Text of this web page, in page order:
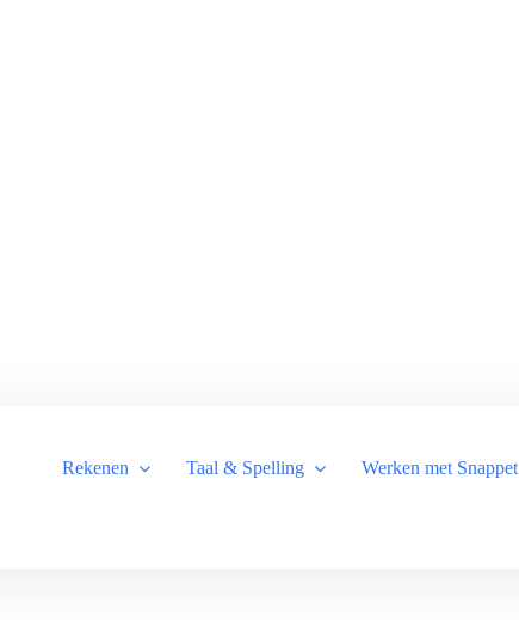
Rekenen Taal & Spelling Werken met Snappet